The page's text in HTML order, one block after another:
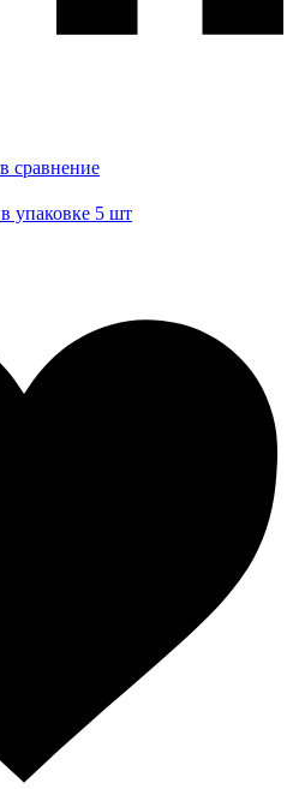
сравнение
упаковке 5 шт